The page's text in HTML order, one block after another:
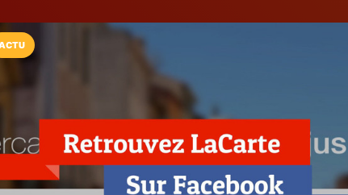
Installez l'App LaCarte
Téléchargez gratuitement l'app LaCarte
commerces favoris et ne rien rater !
Télécharger Plus tard